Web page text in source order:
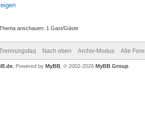
anschauen: 1 Gast/Gäste
Nach oben Archiv-Modus Alle
, Powered by MyBB , © 2002-2026 MyBB Group